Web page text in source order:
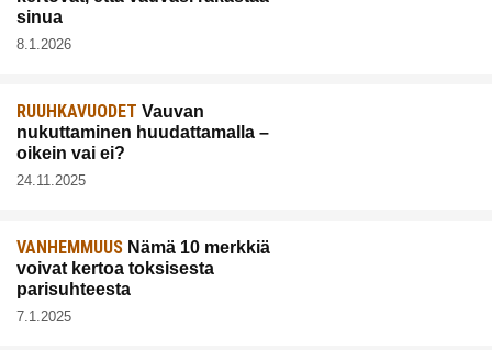
sinua
8.1.2026
RUUHKAVUODET Vauvan
nukuttaminen huudattamalla –
oikein vai ei?
24.11.2025
VANHEMMUUS Nämä 10 merkkiä
voivat kertoa toksisesta
parisuhteesta
7.1.2025